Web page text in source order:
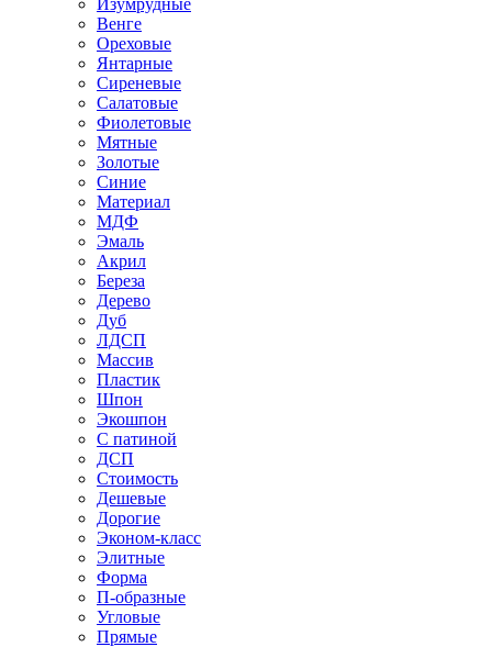
Изумрудные
Венге
Ореховые
Янтарные
Сиреневые
Салатовые
Фиолетовые
Мятные
Золотые
Синие
Материал
МДФ
Эмаль
Акрил
Береза
Дерево
Дуб
ЛДСП
Массив
Пластик
Шпон
Экошпон
С патиной
ДСП
Стоимость
Дешевые
Дорогие
Эконом-класс
Элитные
Форма
П-образные
Угловые
Прямые